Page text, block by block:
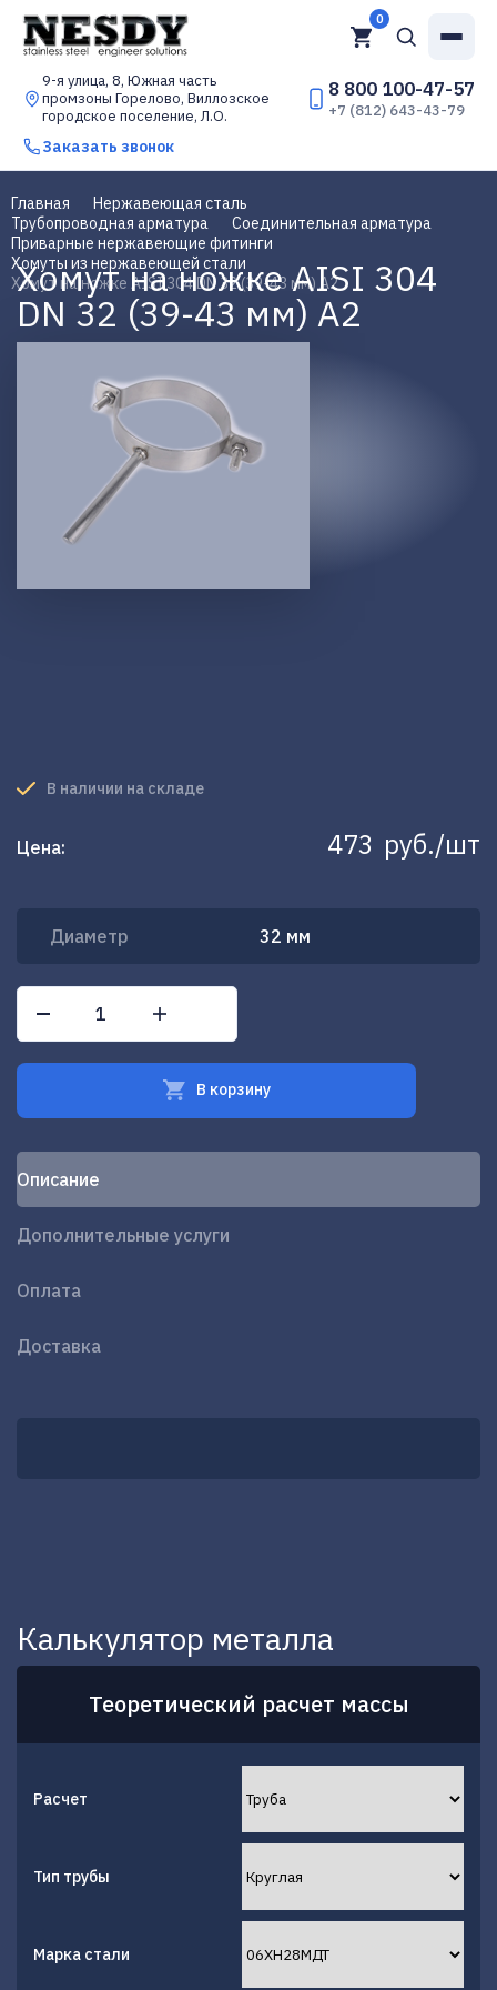
9-я улица, 8, Южная часть
промзоны Горелово, Виллозское
городское поселение, Л.О.
8 800 100-47-57
+7 (812) 643-43-79
Заказать звонок
0
Главная
Нержавеющая сталь
Трубопроводная арматура
Соединительная арматура
Приварные нержавеющие фитинги
Хомуты из нержавеющей стали
Хомут на ножке AISI 304 DN 32 (39-43 мм) А2
Хомут на ножке AISI 304
DN 32 (39-43 мм) А2
В наличии на складе
Цена: 473 руб./шт
Диаметр 32 мм
В корзину
Oписание
Дополнительные услуги
Оплата
Доставка
Калькулятор металла
Теоретический расчет массы
Расчет
Тип трубы
Марка стали